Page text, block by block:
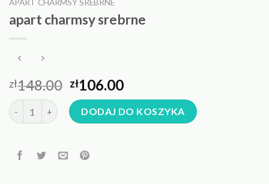
APART CHARMSY SREBRNE
apart charmsy srebrne
zł148.00 zł106.00
ilość apart charmsy srebrneDODAJ DO KOSZYKA